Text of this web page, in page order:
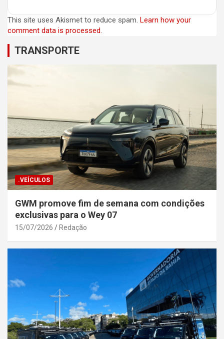
This site uses Akismet to reduce spam. Learn how your
comment data is processed.
TRANSPORTE
.VEÍCULOS
GWM promove fim de semana com condições
exclusivas para o Wey 07
15/07/2026 Redação